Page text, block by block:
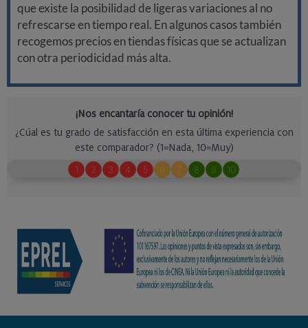
que existe la posibilidad de ligeras variaciones al no
refrescarse en tiempo real. En algunos casos también
recogemos precios en tiendas físicas que se actualizan
con otra periodicidad más alta.